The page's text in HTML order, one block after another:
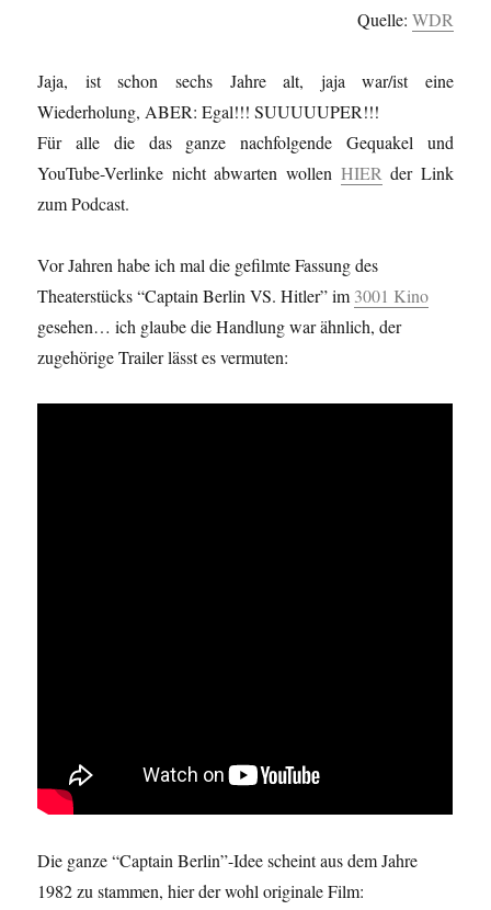
Quelle: WDR
Jaja, ist schon sechs Jahre alt, jaja war/ist eine
Wiederholung, ABER: Egal!!! SUUUUUPER!!!
Für alle die das ganze nachfolgende Gequakel und
YouTube-Verlinke nicht abwarten wollen HIER der Link
zum Podcast.
Vor Jahren habe ich mal die gefilmte Fassung des
Theaterstücks “Captain Berlin VS. Hitler” im 3001 Kino
gesehen… ich glaube die Handlung war ähnlich, der
zugehörige Trailer lässt es vermuten:
Die ganze “Captain Berlin”-Idee scheint aus dem Jahre
1982 zu stammen, hier der wohl originale Film: